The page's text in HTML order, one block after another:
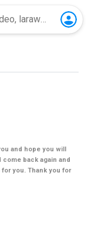
and hope you will
back again and
you. Thank you for